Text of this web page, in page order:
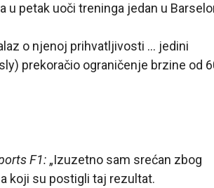
u petak uoči treninga jedan u
o njenoj prihvatljivosti … jedini
prekoračio ograničenje brzine od
F1: „Izuzetno sam srećan zbog
koji su postigli taj rezultat.